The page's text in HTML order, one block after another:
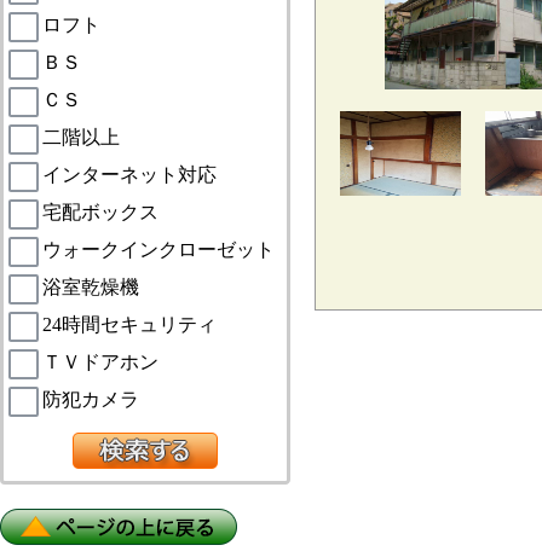
ロフト
ＢＳ
ＣＳ
二階以上
インターネット対応
宅配ボックス
ウォークインクローゼット
浴室乾燥機
24時間セキュリティ
ＴＶドアホン
防犯カメラ